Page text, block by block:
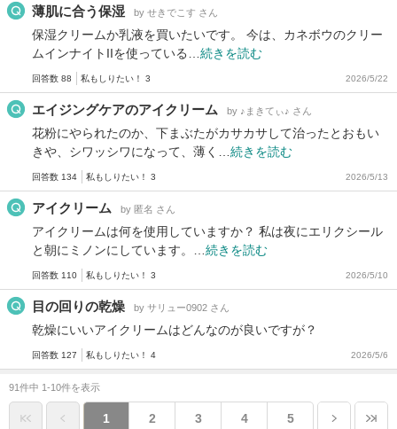
薄肌に合う保湿 by せきでこす さん
保湿クリームか乳液を買いたいです。 今は、カネボウのクリー
ムインナイトIIを使っている… 続きを読む
回答数 88 私もしりたい！ 3 2026/5/22
エイジングケアのアイクリーム by ♪まきてぃ♪ さん
花粉にやられたのか、下まぶたがカサカサして治ったとおもい
きや、シワッシワになって、薄く… 続きを読む
回答数 134 私もしりたい！ 3 2026/5/13
アイクリーム by 匿名 さん
アイクリームは何を使用していますか？ 私は夜にエリクシール
と朝にミノンにしています。… 続きを読む
回答数 110 私もしりたい！ 3 2026/5/10
目の回りの乾燥 by サリュー0902 さん
乾燥にいいアイクリームはどんなのが良いですが？
回答数 127 私もしりたい！ 4 2026/5/6
91件中 1-10件を表示
1 2 3 4 5